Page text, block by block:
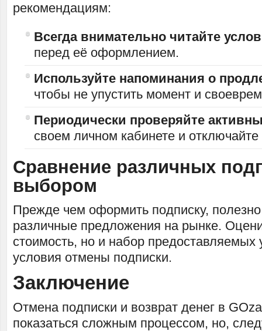
рекомендациям:
Всегда внимательно читайте
перед её оформлением.
Используйте напоминания о
чтобы не упустить момент и
Периодически проверяйте
своем личном кабинете и
Сравнение различных
выбором
Прежде чем оформить подписку, полезно
различные предложения на рынке.
стоимость, но и набор предоставляемых
условия отмены подписки.
Заключение
Отмена подписки и возврат денег в
показаться сложным процессом, но,